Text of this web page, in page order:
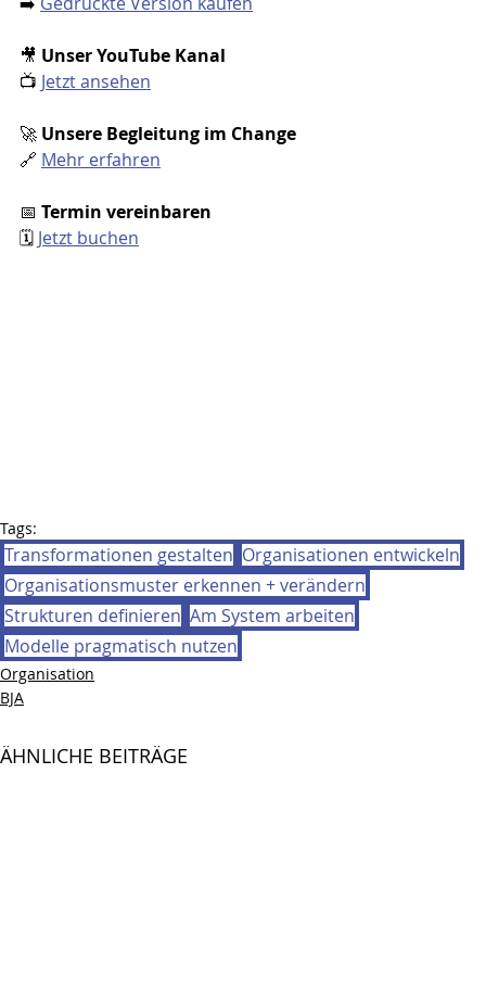
🎥 Unser YouTube Kanal
📺 Jetzt ansehen
🚀 Unsere Begleitung im Change
🔗 Mehr erfahren
📅 Termin vereinbaren
🗓️ Jetzt buchen
Tags:
Transformationen gestalten Organisationen entwickeln
Organisationsmuster erkennen + verändern
Strukturen definieren Am System arbeiten
Modelle pragmatisch nutzen
Organisation
BJA
ÄHNLICHE BEITRÄGE